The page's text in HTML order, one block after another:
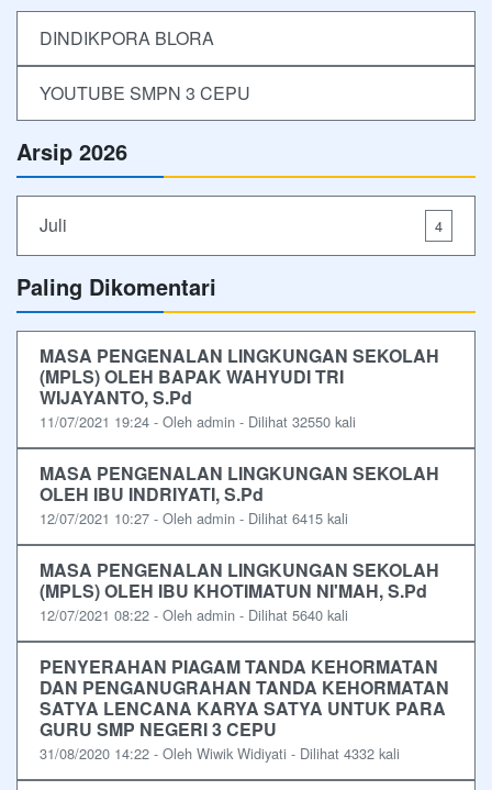
DINDIKPORA BLORA
YOUTUBE SMPN 3 CEPU
Arsip 2026
Juli 4
Paling Dikomentari
MASA PENGENALAN LINGKUNGAN SEKOLAH
(MPLS) OLEH BAPAK WAHYUDI TRI
WIJAYANTO, S.Pd
11/07/2021 19:24 - Oleh admin - Dilihat 32550 kali
MASA PENGENALAN LINGKUNGAN SEKOLAH
OLEH IBU INDRIYATI, S.Pd
12/07/2021 10:27 - Oleh admin - Dilihat 6415 kali
MASA PENGENALAN LINGKUNGAN SEKOLAH
(MPLS) OLEH IBU KHOTIMATUN NI'MAH, S.Pd
12/07/2021 08:22 - Oleh admin - Dilihat 5640 kali
PENYERAHAN PIAGAM TANDA KEHORMATAN
DAN PENGANUGRAHAN TANDA KEHORMATAN
SATYA LENCANA KARYA SATYA UNTUK PARA
GURU SMP NEGERI 3 CEPU
31/08/2020 14:22 - Oleh Wiwik Widiyati - Dilihat 4332 kali